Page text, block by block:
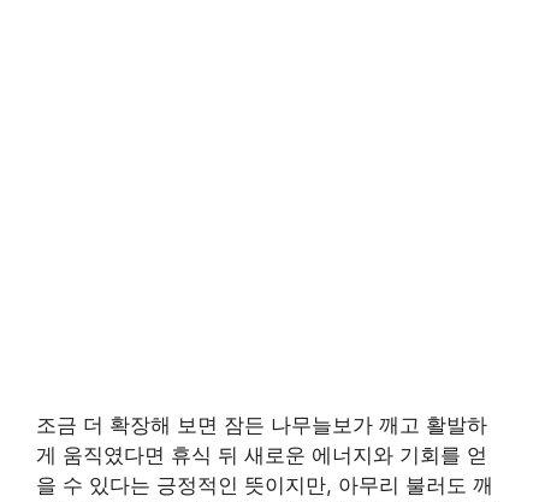
조금 더 확장해 보면 잠든 나무늘보가 깨고 활발하
게 움직였다면 휴식 뒤 새로운 에너지와 기회를 얻
을 수 있다는 긍정적인 뜻이지만, 아무리 불러도 깨